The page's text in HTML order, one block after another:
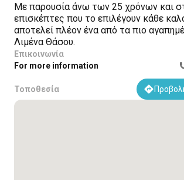
Με παρουσία άνω των 25 χρόνων και
επισκέπτες που το επιλέγουν κάθε
αποτελεί πλέον ένα από τα πιο
Λιμένα Θάσου.
Επικοινωνία
For more information
Τοποθεσία